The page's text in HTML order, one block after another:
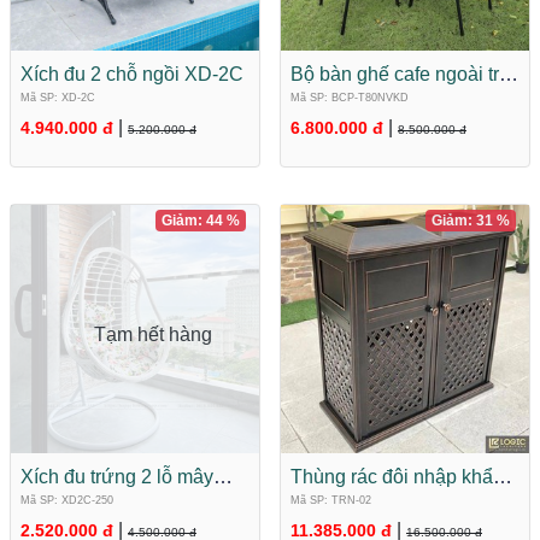
Xích đu 2 chỗ ngồi XD-2C
Mã SP: XD-2C
4.940.000 đ 5.200.000 đ
Bộ bàn ghế cafe ngoài trời
Composite BCP-
T80NVKD
Mã SP: BCP-T80NVKD
6.800.000 đ 8.500.000 đ
Tạm hết hàng
Xích đu trứng 2 lỗ mây
nhựa nhập khẩu XD2C-
250
Mã SP: XD2C-250
2.520.000 đ 4.500.000 đ
Giảm: 44 %
Thùng rác đôi nhập khẩu
hợp kim nhôm đúc cao
cấp TRN-02
Mã SP: TRN-02
11.385.000 đ 16.500.000 đ
Giảm: 31 %